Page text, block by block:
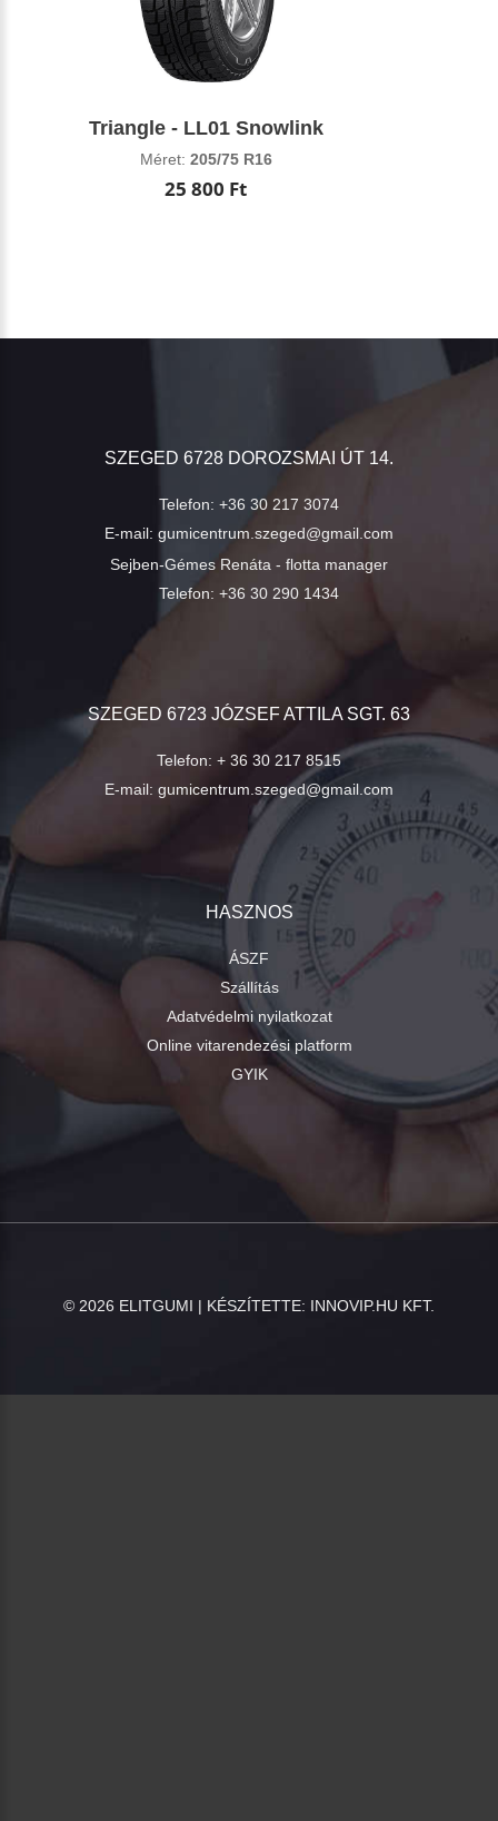
Triangle - LL01 Snowlink
Méret: 205/75 R16
25 800 Ft
SZEGED 6728 DOROZSMAI ÚT 14.
Telefon: +36 30 217 3074
E-mail: gumicentrum.szeged@gmail.com
Sejben-Gémes Renáta - flotta manager
Telefon: +36 30 290 1434
SZEGED 6723 JÓZSEF ATTILA SGT. 63
Telefon: + 36 30 217 8515
E-mail: gumicentrum.szeged@gmail.com
HASZNOS
ÁSZF
Szállítás
Adatvédelmi nyilatkozat
Online vitarendezési platform
GYIK
© 2026 ELITGUMI | KÉSZÍTETTE: INNOVIP.HU KFT.